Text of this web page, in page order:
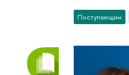
Поступающим